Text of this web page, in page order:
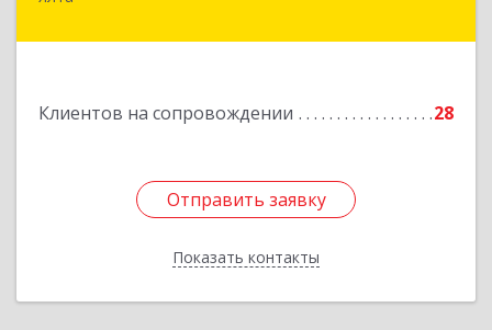
Клиентов на сопровождении 28
Отправить заявку
Показать контакты
Отправить заявку
Назад